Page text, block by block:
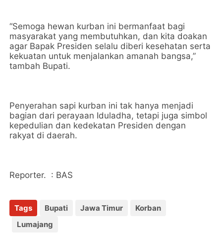
“Semoga hewan kurban ini bermanfaat bagi
masyarakat yang membutuhkan, dan kita doakan
agar Bapak Presiden selalu diberi kesehatan serta
kekuatan untuk menjalankan amanah bangsa,”
tambah Bupati.
Penyerahan sapi kurban ini tak hanya menjadi
bagian dari perayaan Iduladha, tetapi juga simbol
kepedulian dan kedekatan Presiden dengan
rakyat di daerah.
Reporter. : BAS
Tags Bupati Jawa Timur
Korban
Lumajang